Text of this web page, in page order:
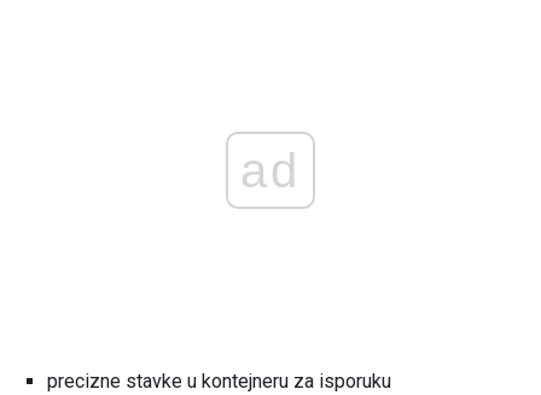
ad
precizne stavke u kontejneru za isporuku